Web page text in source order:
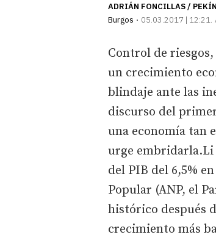
ADRIÁN FONCILLAS / PEKÍN
Burgos
05.03.2017 | 12:21
Control de
un crecimiento
blindaje ante las
discurso del
una economía tan
urge embridarla.Li
del PIB del 6,5%
Popular (ANP, el
histórico después
crecimiento más